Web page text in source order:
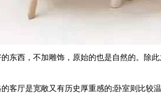
东西，不加雕饰，原始的也是自然的。除
客厅是宽敞又有历史厚重感的;卧室则比较